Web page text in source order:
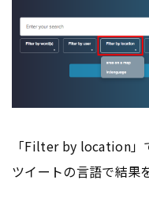
「Filter by location」
ツイートの言語で結果